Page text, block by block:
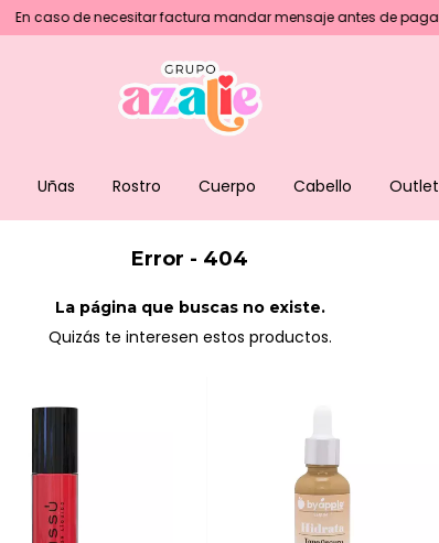
En caso de necesitar factura mandar mensaje antes de pagar💖
Uñas Rostro Cuerpo Cabello Outlet
Error - 404
La página que buscas no existe.
Quizás te interesen estos productos.